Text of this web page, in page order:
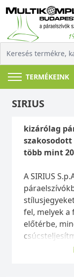
TERMÉKEINK
SIRIUS
kizárólag
szakosodott
több mint
A SIRIUS
fel, melyek a
előtérbe,
párosul a